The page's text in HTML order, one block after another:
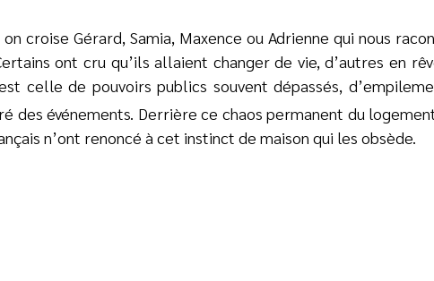
croise Gérard, Samia, Maxence ou Adrienne qui nous
ont cru qu’ils allaient changer de vie, d’autres en
celle de pouvoirs publics souvent dépassés,
des événements. Derrière ce chaos permanent du
n’ont renoncé à cet instinct de maison qui les obsède.